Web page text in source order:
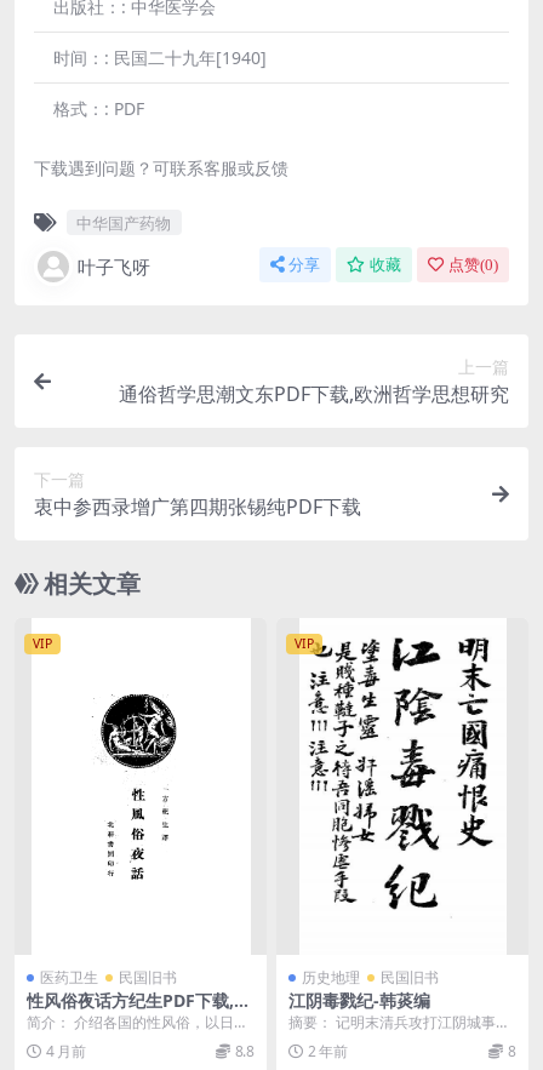
出版社：: 中华医学会
时间：: 民国二十九年[1940]
格式：: PDF
下载遇到问题？可联系客服或反馈
中华国产药物
叶子飞呀 分享 收藏 点赞(0)
上一篇
通俗哲学思潮文东PDF下载,欧洲哲学思想研究
下一篇
衷中参西录增广第四期张锡纯PDF下载
相关文章
VIP
医药卫生 民国旧书
性风俗夜话方纪生PDF下载,两
性文化现象研究
简介： 介绍各国的性风俗，以日本
为主。包括《性风俗夜话》，《奇
习与异俗》，《性的...
4 月前 8.8
VIP
历史地理 民国旧书
江阴毒戮纪-韩菼编
摘要： 记明末清兵攻打江阴城事，
为日记体。书后附许重熙江阴城守
记一文 截图： 服...
2 年前 8